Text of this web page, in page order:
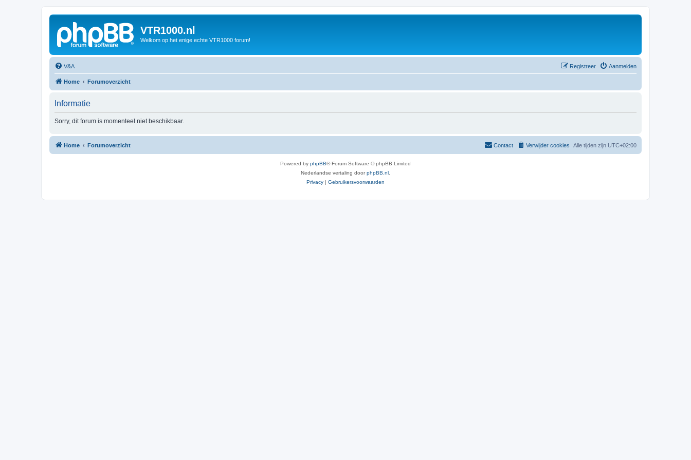
VTR1000.nl
Welkom op het enige echte VTR1000 forum!
V&A Aanmelden
Registreer
Home Forumoverzicht
Informatie
Sorry, dit forum is momenteel niet beschikbaar.
Home Forumoverzicht Alle tijden zijn UTC+02:00
Verwijder cookies
Contact
Powered by phpBB® Forum Software © phpBB Limited
Nederlandse vertaling doorphpBB.nl
Privacy | Gebruikersvoorwaarden